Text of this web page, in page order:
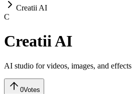
Creatii AI
C
Creatii AI
AI studio for videos, images, and effects
0Votes